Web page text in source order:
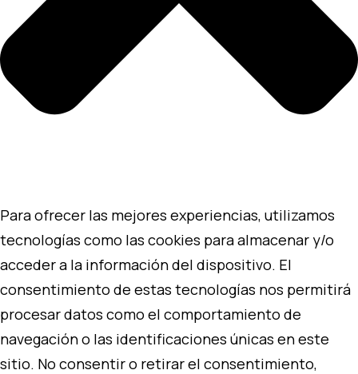
Para ofrecer las mejores experiencias, utilizamos
tecnologías como las cookies para almacenar y/o
acceder a la información del dispositivo. El
consentimiento de estas tecnologías nos permitirá
procesar datos como el comportamiento de
navegación o las identificaciones únicas en este
sitio. No consentir o retirar el consentimiento,